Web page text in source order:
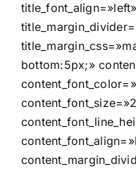
bottom:5px;»